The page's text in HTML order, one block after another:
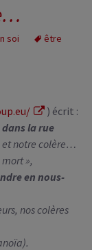
soi
être
) écrit :
la rue
et notre colère…
»,
en nous-
nos colères